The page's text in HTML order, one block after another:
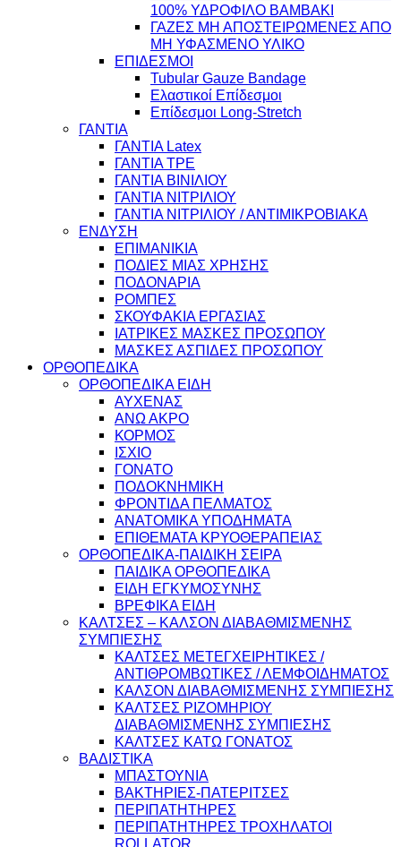
100% ΥΔΡΟΦΙΛΟ ΒΑΜΒΑΚΙ
ΓΑΖΕΣ ΜΗ ΑΠΟΣΤΕΙΡΩΜΕΝΕΣ ΑΠΟ
ΜΗ ΥΦΑΣΜΕΝΟ ΥΛΙΚΟ
ΕΠΙΔΕΣΜΟΙ
Tubular Gauze Bandage
Ελαστικοί Επίδεσμοι
Επίδεσμοι Long-Stretch
ΓΑΝΤΙΑ
ΓΑΝΤΙΑ Latex
ΓΑΝΤΙΑ TPE
ΓΑΝΤΙΑ ΒΙΝΙΛΙΟΥ
ΓΑΝΤΙΑ ΝΙΤΡΙΛΙΟΥ
ΓΑΝΤΙΑ ΝΙΤΡΙΛΙΟΥ / ΑΝΤΙΜΙΚΡΟΒΙΑΚΑ
ΕΝΔΥΣΗ
ΕΠΙΜΑΝΙΚΙΑ
ΠΟΔΙΕΣ ΜΙΑΣ ΧΡΗΣΗΣ
ΠΟΔΟΝΑΡΙΑ
ΡΟΜΠΕΣ
ΣΚΟΥΦΑΚΙΑ ΕΡΓΑΣΙΑΣ
ΙΑΤΡΙΚΕΣ ΜΑΣΚΕΣ ΠΡΟΣΩΠΟΥ
ΜΑΣΚΕΣ ΑΣΠΙΔΕΣ ΠΡΟΣΩΠΟΥ
ΟΡΘΟΠΕΔΙΚΑ
ΟΡΘΟΠΕΔΙΚΑ ΕΙΔΗ
ΑΥΧΕΝΑΣ
ΑΝΩ ΑΚΡΟ
ΚΟΡΜΟΣ
ΙΣΧΙΟ
ΓΟΝΑΤΟ
ΠΟΔΟΚΝΗΜΙΚΗ
ΦΡΟΝΤΙΔΑ ΠΕΛΜΑΤΟΣ
ΑΝΑΤΟΜΙΚΑ ΥΠΟΔΗΜΑΤΑ
ΕΠΙΘΕΜΑΤΑ ΚΡΥΟΘΕΡΑΠΕΙΑΣ
ΟΡΘΟΠΕΔΙΚΑ-ΠΑΙΔΙΚΗ ΣΕΙΡΑ
ΠΑΙΔΙΚΑ ΟΡΘΟΠΕΔΙΚΑ
ΕΙΔΗ ΕΓΚΥΜΟΣΥΝΗΣ
ΒΡΕΦΙΚΑ ΕΙΔΗ
ΚΑΛΤΣΕΣ – ΚΑΛΣΟΝ ΔΙΑΒΑΘΜΙΣΜΕΝΗΣ
ΣΥΜΠΙΕΣΗΣ
ΚΑΛΤΣΕΣ ΜΕΤΕΓΧΕΙΡΗΤΙΚΕΣ /
ΑΝΤΙΘΡΟΜΒΩΤΙΚΕΣ / ΛΕΜΦΟΙΔΗΜΑΤΟΣ
ΚΑΛΣΟΝ ΔΙΑΒΑΘΜΙΣΜΕΝΗΣ ΣΥΜΠΙΕΣΗΣ
ΚΑΛΤΣΕΣ ΡΙΖΟΜΗΡΙΟΥ
ΔΙΑΒΑΘΜΙΣΜΕΝΗΣ ΣΥΜΠΙΕΣΗΣ
ΚΑΛΤΣΕΣ ΚΑΤΩ ΓΟΝΑΤΟΣ
ΒΑΔΙΣΤΙΚΑ
ΜΠΑΣΤΟΥΝΙΑ
ΒΑΚΤΗΡΙΕΣ-ΠΑΤΕΡΙΤΣΕΣ
ΠΕΡΙΠΑΤΗΤΗΡΕΣ
ΠΕΡΙΠΑΤΗΤΗΡΕΣ ΤΡΟΧΗΛΑΤΟΙ
ROLLATOR